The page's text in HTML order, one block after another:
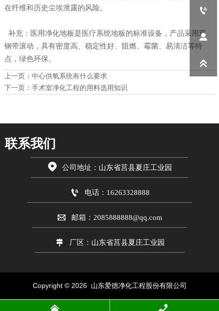
在纤维和历史尘埃泄露的风险。
补充：医用净化地板是医疗系统地板的标准设备，产品采用双
钢带滚动，具有密度高、稳定性好、阻燃、霉菌、易清洁等特
点，绿色环保。
上一页： 中心供氧系统有什么要求
下一页： 手术室净化工程的用料选用知识
联系我们
 公司地址：山东省莒县夏庄工业园
 电话：16263328888
 邮箱：2085888888@qq.com
 厂区：山东省莒县夏庄工业园
Copyright © 2026 山东爱德净化工程股份有限公司
 


